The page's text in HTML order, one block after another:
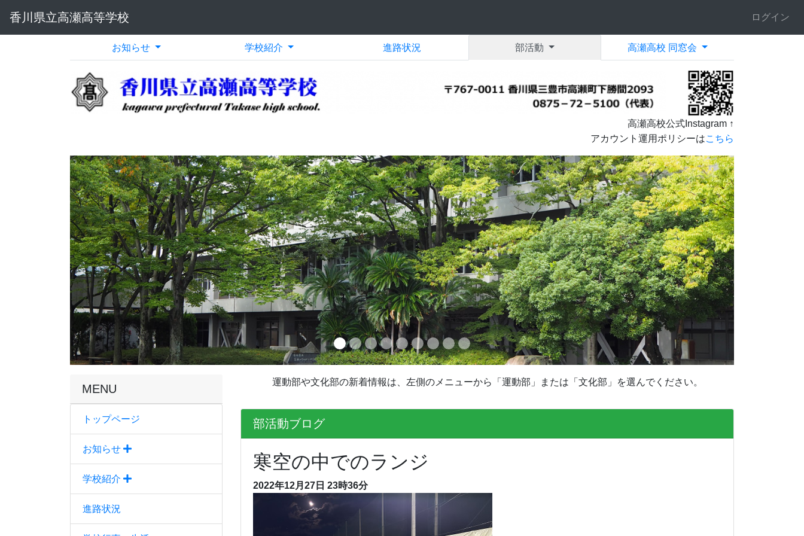
香川県立高瀬高等学校 ログイン
お知らせ 学校紹介 進路状況 部活動 高瀬高校 同窓会
高瀬高校公式Instagram ↑
アカウント運用ポリシーはこちら
MENU
トップページ
お知らせ
学校紹介
進路状況
運動部や文化部の新着情報は、左側のメニューから「運動部」または「文化部」を選んでください。
部活動ブログ
寒空の中でのランジ
2022年12月27日 23時36分